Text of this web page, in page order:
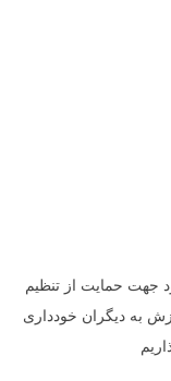
جهت حمایت از تنظیم
به دیگران خودداری